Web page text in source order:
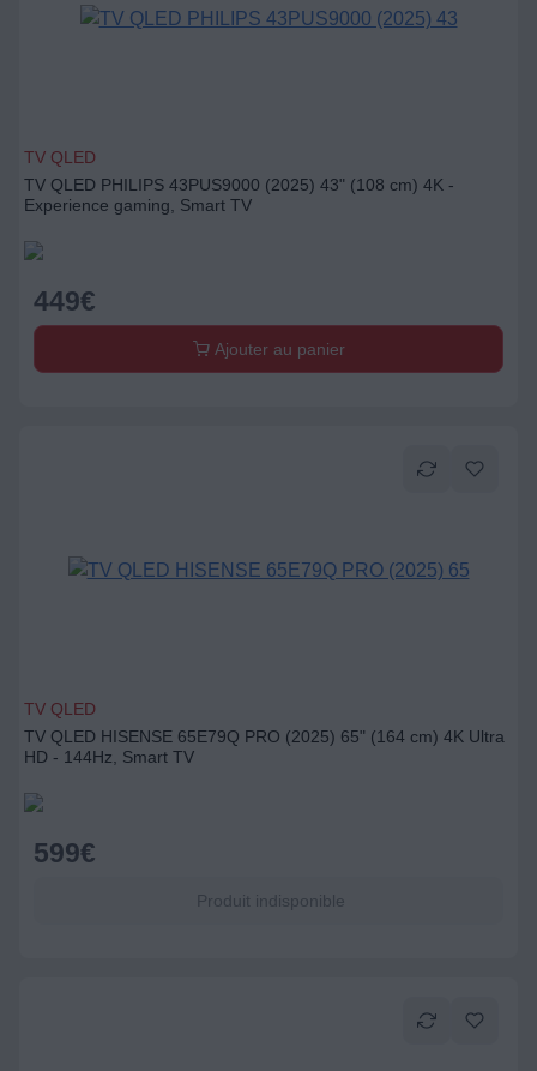
TV QLED
TV QLED PHILIPS 43PUS9000 (2025) 43" (108 cm) 4K -
Experience gaming, Smart TV
449€
Ajouter au panier
TV QLED
TV QLED HISENSE 65E79Q PRO (2025) 65" (164 cm) 4K Ultra
HD - 144Hz, Smart TV
599€
Produit indisponible